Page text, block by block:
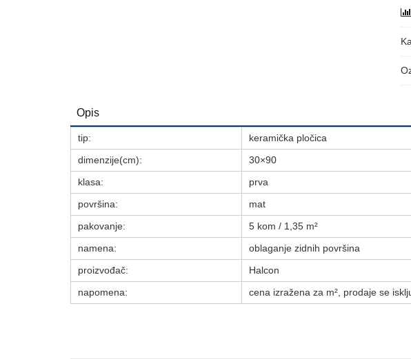
Opis
tip:
keramička pločica
dimenzije(cm):
30×90
klasa:
prva
površina:
mat
pakovanje:
5 kom / 1,35 m²
namena:
oblaganje zidnih površina
proizvođač:
Halcon
napomena:
cena izražena za m², prodaje se